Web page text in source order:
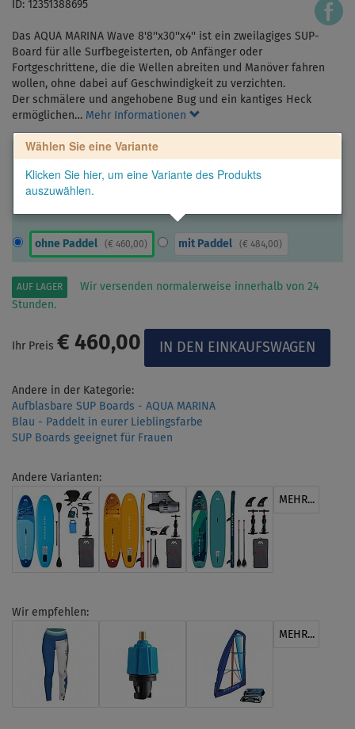
ID: 12351388695
Das AQUA MARINA Wave 8'8''x30''x4'' ist ein zweilagiges SUP-
Board für alle Surfbegeisterten, ob Anfänger oder
Fortgeschrittene, die die Wellen abreiten und Manöver fahren
wollen, ohne dabei auf Geschwindigkeit zu verzichten.
Der schmälere und angehobene Bug und ein kantiges Heck
ermöglichen… Mehr Informationen
Wählen Sie eine Variante
Klicken Sie hier, um eine Variante des Produkts
auszuwählen.
ohne Paddel ( € 460,00) mit Paddel (€ 484,00)
AUF LAGER
Wir versenden normalerweise innerhalb von 24
Stunden.
Ihr Preis € 460,00
Andere in der Kategorie:
Aufblasbare SUP Boards - AQUA MARINA
Blau - Paddelt in eurer Lieblingsfarbe
SUP Boards geeignet für Frauen
Andere Varianten:
MEHR...
Wir empfehlen:
MEHR...